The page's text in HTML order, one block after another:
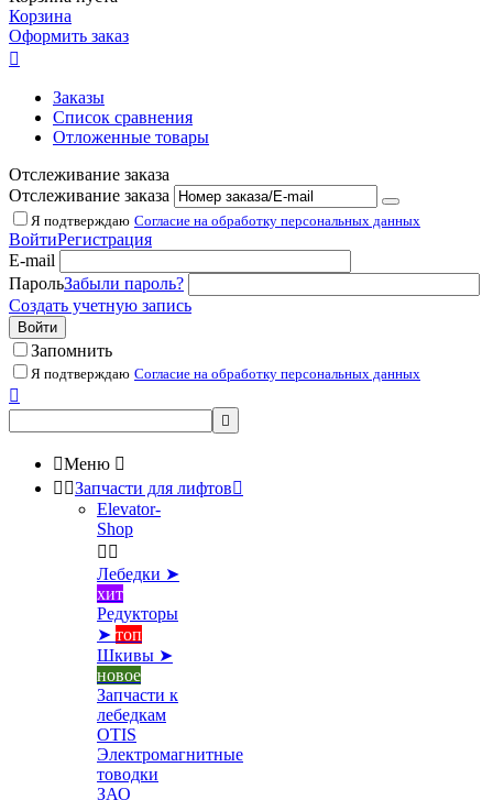
Корзина
Оформить заказ

Заказы
Список сравнения
Отложенные товары
Отслеживание заказа
Отслеживание заказа
Я подтверждаю Согласие на обработку персональных данных
ВойтиРегистрация
E-mail
ПарольЗабыли пароль?
Создать учетную запись
Войти
Запомнить
Я подтверждаю Согласие на обработку персональных данных


Меню 
 Запчасти для лифтов
Elevator-
Shop
 
Лебедки ➤
хит
Редукторы
➤ топ
Шкивы ➤
новое
Запчасти к
лебедкам
OTIS
Электромагнитные
товодки
ЗАО